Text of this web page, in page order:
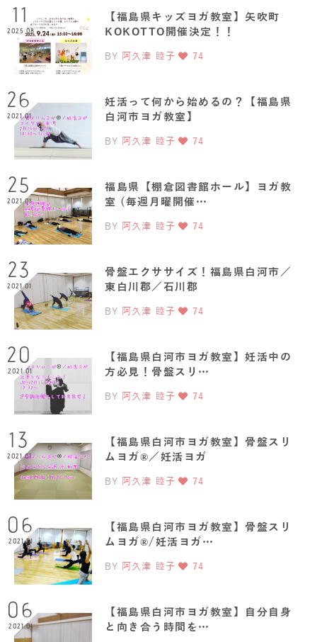
11
2025.08
【福島県キッズヨガ教室】矢吹町
KOKOTTO開催決定！！
BY 阿久津 睦子 74
26
2021.01
妊活って何から始めるの？【福島県
白河市ヨガ教室】
BY 阿久津 睦子 74
25
2021.01
福島県【棚倉図書館ホール】ヨガ教
室 (毎週月曜開催…
BY 阿久津 睦子 74
23
2021.01
骨盤エクササイズ！福島県白河市／
東白川郡／石川郡
BY 阿久津 睦子 74
20
2021.01
【福島県白河市ヨガ教室】妊活中の
方必見！骨盤スリ…
BY 阿久津 睦子 74
13
2021.01
【福島県白河市ヨガ教室】骨盤スリ
ムヨガ®️／妊活ヨガ
BY 阿久津 睦子 74
06
2021.01
【福島県白河市ヨガ教室】骨盤スリ
ムヨガ®️/妊活ヨガ…
BY 阿久津 睦子 74
06
2021.01
【福島県白河市ヨガ教室】自分自身
と向き合う時間を…